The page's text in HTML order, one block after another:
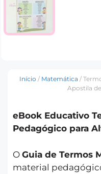
Início / Matemática /
Apostila
eBook Educativo
Pedagógico para
O Guia de Termos
material